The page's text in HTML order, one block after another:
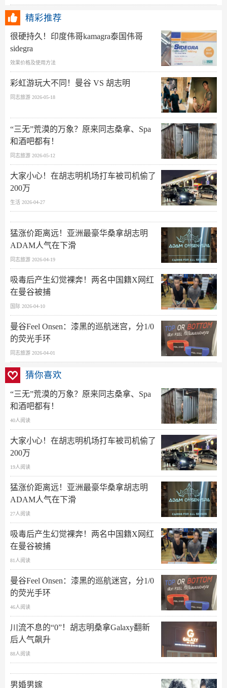
精彩推荐
很硬持久！印度伟哥kamagra泰国伟哥
sidegra
效果价格及使用方法
彩虹游玩大不同！曼谷 VS 胡志明
同志旅游 2026-05-18
“三无”荒漠的万象？原来同志桑拿、Spa
和酒吧都有！
同志旅游 2026-05-12
大家小心！在胡志明机场打车被司机偷了
200万
生活 2026-04-27
猛涨价距离远！亚洲最豪华桑拿胡志明
ADAM人气在下滑
同志旅游 2026-04-19
吸毒后产生幻觉裸奔！两名中国籍X网红
在曼谷被捕
国际 2026-04-10
曼谷Feel Onsen：漆黑的巡航迷宫，分1/0
的荧光手环
同志旅游 2026-04-01
猜你喜欢
“三无”荒漠的万象？原来同志桑拿、Spa
和酒吧都有！
40人阅读
大家小心！在胡志明机场打车被司机偷了
200万
19人阅读
猛涨价距离远！亚洲最豪华桑拿胡志明
ADAM人气在下滑
27人阅读
吸毒后产生幻觉裸奔！两名中国籍X网红
在曼谷被捕
81人阅读
曼谷Feel Onsen：漆黑的巡航迷宫，分1/0
的荧光手环
46人阅读
川流不息的“0”！胡志明桑拿Galaxy翻新
后人气飙升
88人阅读
男婚男嫁